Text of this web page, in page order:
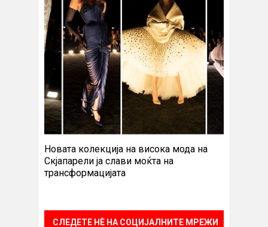
Новата колекција на висока мода на
Скјапарели ја слави моќта на
трансформацијата
СЛЕДЕТЕ НÈ НА СОЦИЈАЛНИТЕ МРЕЖИ